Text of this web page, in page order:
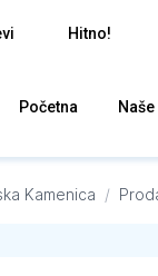
Hitno!
Početna
Kamenica /